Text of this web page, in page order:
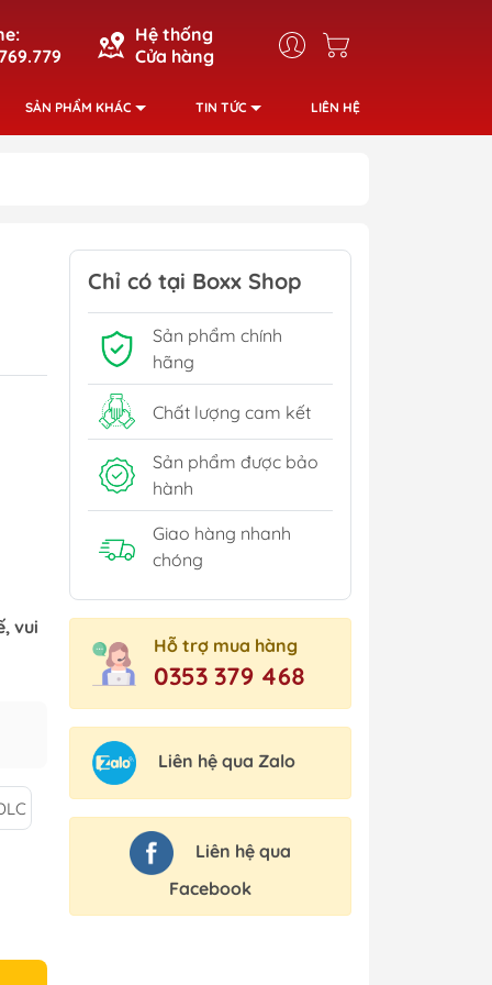
Hệ thống
Cửa hàng
SẢN PHẨM KHÁC TIN TỨC LIÊN HỆ
vui
Chỉ có tại Boxx Shop
Sản phẩm chính
hãng
Chất lượng cam kết
Sản phẩm được bảo
hành
Giao hàng nhanh
chóng
Hỗ trợ mua hàng
0353 379 468
Liên hệ qua Zalo
Liên hệ qua
Facebook